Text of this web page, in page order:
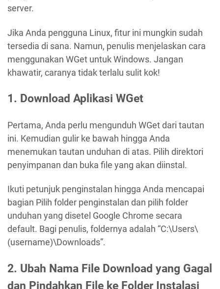
server.
Jika Anda pengguna Linux, fitur ini mungkin sudah
tersedia di sana. Namun, penulis menjelaskan cara
menggunakan WGet untuk Windows. Jangan
khawatir, caranya tidak terlalu sulit kok!
1. Download Aplikasi WGet
Pertama, Anda perlu mengunduh WGet dari tautan
ini. Kemudian gulir ke bawah hingga Anda
menemukan tautan unduhan di atas. Pilih direktori
penyimpanan dan buka file yang akan diinstal.
Ikuti petunjuk penginstalan hingga Anda mencapai
bagian Pilih folder penginstalan dan pilih folder
unduhan yang disetel Google Chrome secara
default. Bagi penulis, foldernya adalah “C:\Users\
(username)\Downloads”.
2. Ubah Nama File Download yang Gagal
dan Pindahkan File ke Folder Instalasi